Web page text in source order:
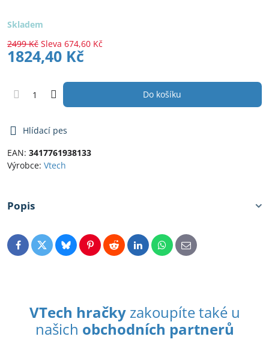
Skladem
2499 Kč Sleva 674,60 Kč
1824,40 Kč
Do košíku
Hlídací pes
EAN: 3417761938133
Výrobce: Vtech
Popis
FacebookTwitterBlueskyPinterestRedditLinkedInWhatsApp
E-
mail
VTech hračkyzakoupíte také u
našich obchodních partnerů